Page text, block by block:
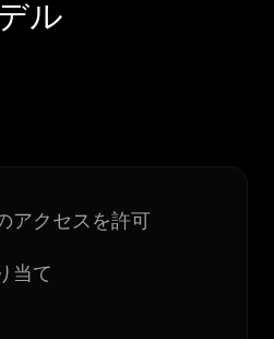
ル
アクセスを許可
当て